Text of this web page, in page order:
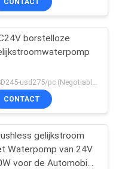
Voor EV
CONTACT
borstelloze
CONTACT
gelijkstroom
Waterpomp van 24V
voor de Automobiel